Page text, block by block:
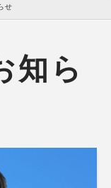
せ
知ら